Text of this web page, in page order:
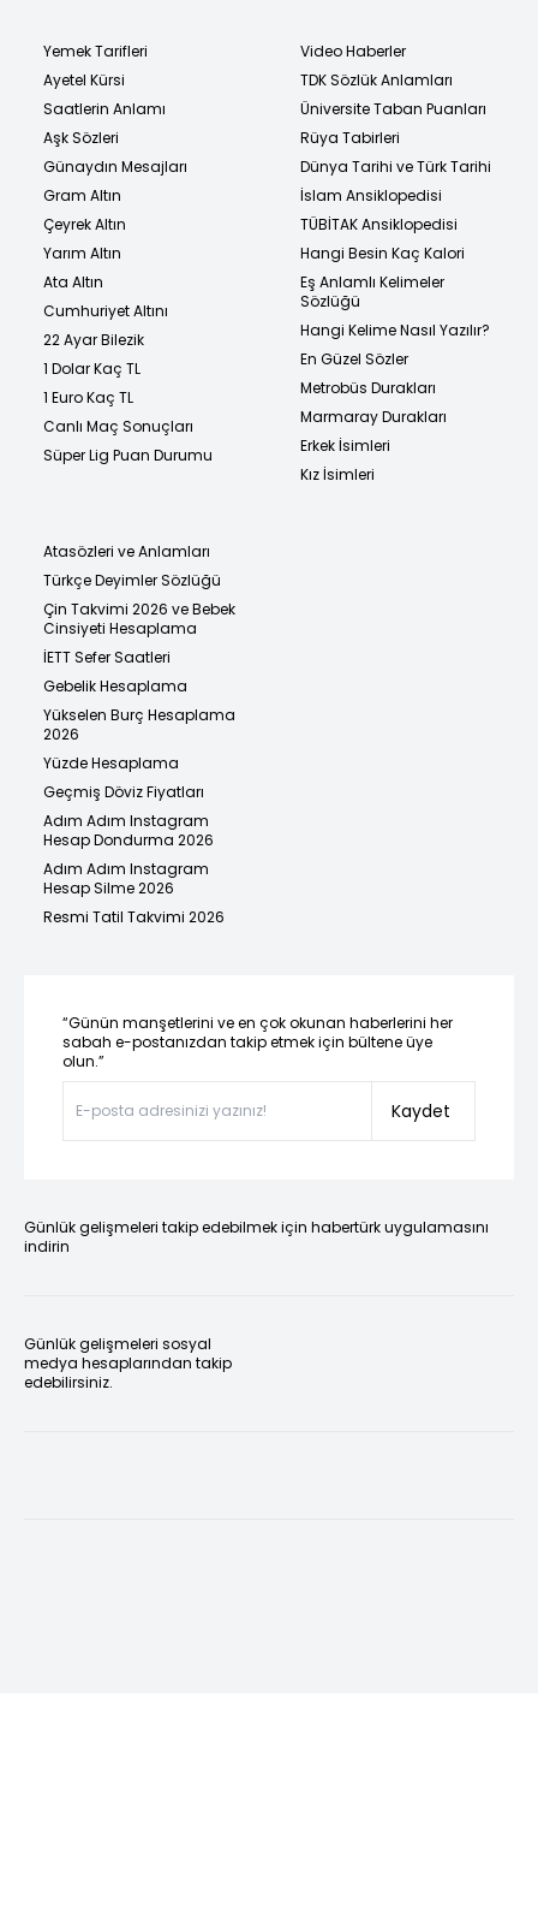
Yemek Tarifleri
Ayetel Kürsi
Saatlerin Anlamı
Aşk Sözleri
Günaydın Mesajları
Gram Altın
Çeyrek Altın
Yarım Altın
Ata Altın
Cumhuriyet Altını
22 Ayar Bilezik
1 Dolar Kaç TL
1 Euro Kaç TL
Canlı Maç Sonuçları
Süper Lig Puan Durumu
Video Haberler
TDK Sözlük Anlamları
Üniversite Taban Puanları
Rüya Tabirleri
Dünya Tarihi ve Türk Tarihi
İslam Ansiklopedisi
TÜBİTAK Ansiklopedisi
Hangi Besin Kaç Kalori
Eş Anlamlı Kelimeler
Sözlüğü
Hangi Kelime Nasıl Yazılır?
En Güzel Sözler
Metrobüs Durakları
Marmaray Durakları
Erkek İsimleri
Kız İsimleri
Atasözleri ve Anlamları
Türkçe Deyimler Sözlüğü
Çin Takvimi 2026 ve Bebek
Cinsiyeti Hesaplama
İETT Sefer Saatleri
Gebelik Hesaplama
Yükselen Burç Hesaplama
2026
Yüzde Hesaplama
Geçmiş Döviz Fiyatları
Adım Adım Instagram
Hesap Dondurma 2026
Adım Adım Instagram
Hesap Silme 2026
Resmi Tatil Takvimi 2026
“Günün manşetlerini ve en çok okunan haberlerini her
sabah e-postanızdan takip etmek için bültene üye
olun.”
Kaydet
Günlük gelişmeleri takip edebilmek için habertürk uygulamasını
indirin
Günlük gelişmeleri sosyal
medya hesaplarından takip
edebilirsiniz.